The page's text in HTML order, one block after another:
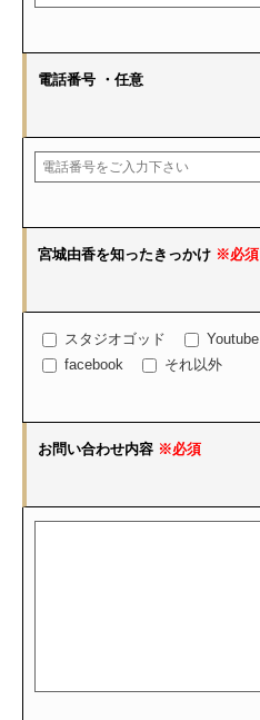
電話番号 ・任意
宮城由香を知ったきっかけ ※必須
スタジオゴッド Youtube
facebook
それ以外
お問い合わせ内容 ※必須